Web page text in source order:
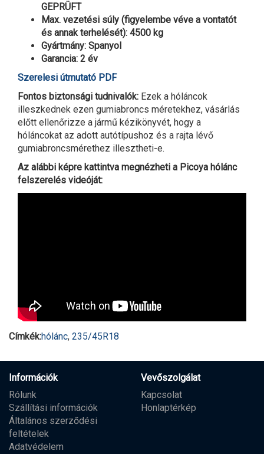
GEPRÜFT
Max. vezetési súly (figyelembe véve a vontatót
és annak terhelését): 4500 kg
Gyártmány: Spanyol
Garancia: 2 év
Szerelesi útmutató PDF
Fontos biztonsági tudnivalók: Ezek a hóláncok
illeszkednek ezen gumiabroncs méretekhez, vásárlás
előtt ellenőrizze a jármű kézikönyvét, hogy a
hóláncokat az adott autótípushoz és a rajta lévő
gumiabroncsmérethez illesztheti-e.
Az alábbi képre kattintva megnézheti a Picoya hólánc
felszerelés videóját:
Címkék:hólánc, 235/45R18
Információk
Rólunk
Szállítási információk
Általános szerződési
feltételek
Adatvédelem
Vevőszolgálat
Kapcsolat
Honlaptérkép